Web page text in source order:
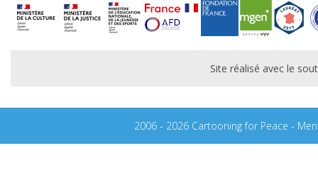
Site réalisé avec le
2006 - 2026 Cartooning for Peace -